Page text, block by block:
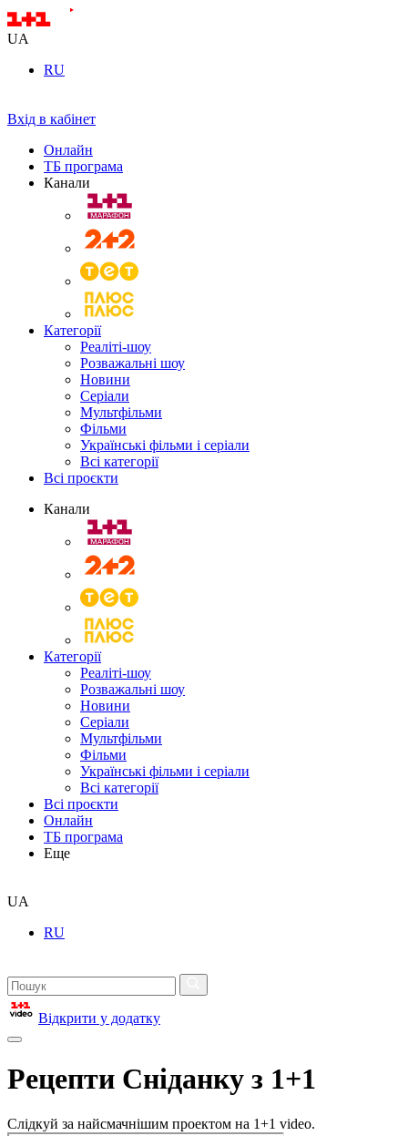
UA
RU
Вхід в кабінет
Онлайн
ТБ програма
Канали
Категорії
Реаліті-шоу
Розважальні шоу
Новини
Серіали
Мультфільми
Фільми
Українські фільми і серіали
Всі категорії
Всі проєкти
Канали
Категорії
Реаліті-шоу
Розважальні шоу
Новини
Серіали
Мультфільми
Фільми
Українські фільми і серіали
Всі категорії
Всі проєкти
Онлайн
ТБ програма
Еще
UA
RU
Відкрити у додатку
Рецепти Сніданку з 1+1
Слідкуй за найсмачнішим проектом на 1+1 video.